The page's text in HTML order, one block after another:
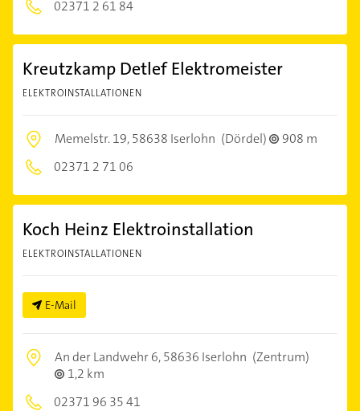
02371 2 61 84
Kreutzkamp Detlef Elektromeister
ELEKTROINSTALLATIONEN
Memelstr. 19,58638 Iserlohn (Dördel)
908 m
02371 2 71 06
Koch Heinz Elektroinstallation
ELEKTROINSTALLATIONEN
E-Mail
An der Landwehr 6,58636 Iserlohn (Zentrum)
1,2 km
02371 96 35 41